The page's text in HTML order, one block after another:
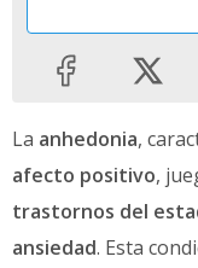
La anhedonia,
afecto positivo,
trastornos del
ansiedad. Esta